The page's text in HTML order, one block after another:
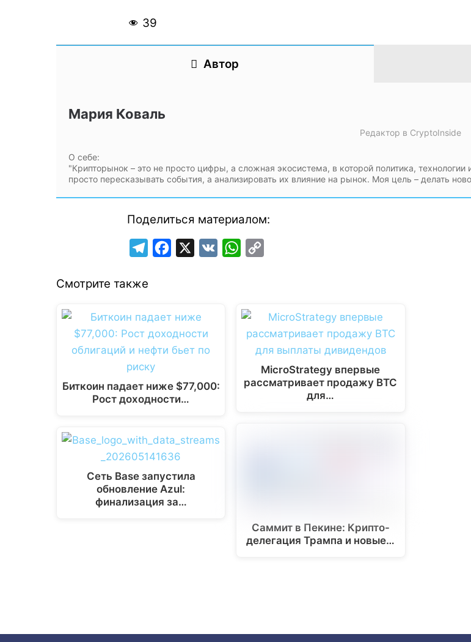
39
Автор
Мария Коваль
Редактор в CryptoInside
О себе:
"Крипторынок – это не просто цифры, а сложная экосистема, в которой политика,
просто пересказывать события, а анализировать их влияние на рынок. Моя цель – делать
Поделиться материалом:
g
r
m
b
o
W
s
A
L
i
k
Смотрите также
Биткоин падает ниже $77,000:
Рост доходности…
Сеть Base запустила
обновление Azul:
финализация за…
MicroStrategy впервые
рассматривает продажу BTC
для…
Саммит в Пекине: Крипто-
делегация Трампа и новые…